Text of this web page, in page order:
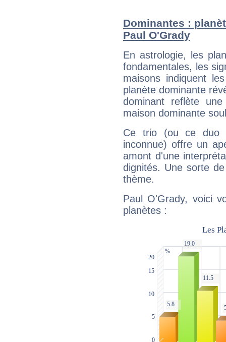
Dominantes :
Paul O'Grady
En astrologie, les
fondamentales, les
maisons indiquent
planète dominante
dominant reflète
maison dominante
Ce trio (ou ce duo
inconnue) offre un
amont d'une
dignités. Une sorte
thème.
Paul O'Grady, voici
planètes :